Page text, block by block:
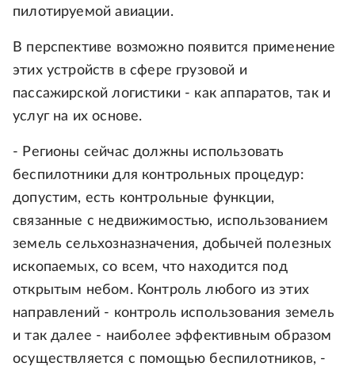
пилотируемой авиации.
В перспективе возможно появится применение
этих устройств в сфере грузовой и
пассажирской логистики - как аппаратов, так и
услуг на их основе.
- Регионы сейчас должны использовать
беспилотники для контрольных процедур:
допустим, есть контрольные функции,
связанные с недвижимостью, использованием
земель сельхозназначения, добычей полезных
ископаемых, со всем, что находится под
открытым небом. Контроль любого из этих
направлений - контроль использования земель
и так далее - наиболее эффективным образом
осуществляется с помощью беспилотников, -